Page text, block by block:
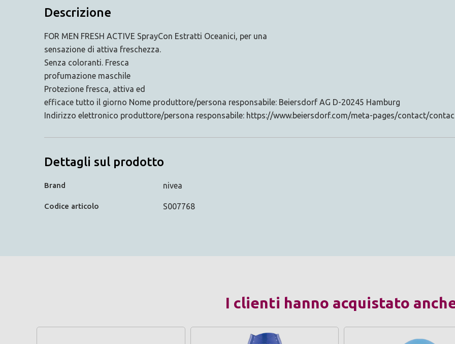
Descrizione
FOR MEN FRESH ACTIVE SprayCon Estratti Oceanici, per una
sensazione di attiva freschezza.
Senza coloranti. Fresca
profumazione maschile
Protezione fresca, attiva ed
efficace tutto il giorno Nome produttore/persona responsabile: Beiersdorf AG D-20245 Hamburg
Indirizzo elettronico produttore/persona responsabile: https://www.beiersdorf.com/meta-pages/contact/
Dettagli sul prodotto
Brand nivea
Codice articolo S007768
I clienti hanno acquistato